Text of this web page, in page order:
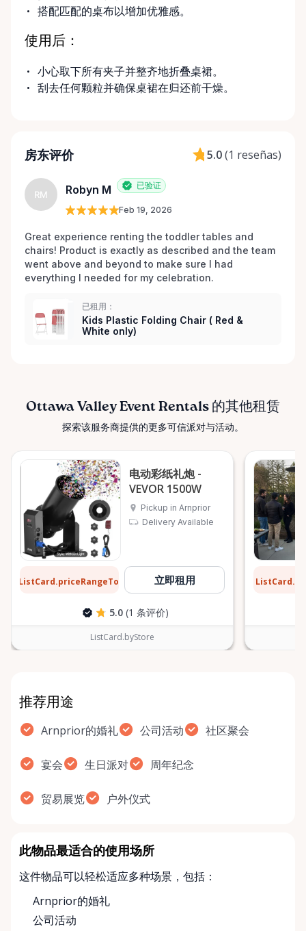
搭配匹配的桌布以增加优雅感。
使用后：
小心取下所有夹子并整齐地折叠桌裙。
刮去任何颗粒并确保桌裙在归还前干燥。
房东评价 5.0(1 reseñas)
RM Robyn M 已验证
Feb 19, 2026
Great experience renting the toddler tables and
chairs! Product is exactly as described and the team
went above and beyond to make sure I had
everything I needed for my celebration.
已租用：
Kids Plastic Folding Chair ( Red &
White only)
Ottawa Valley Event Rentals 的其他租赁
探索该服务商提供的更多可信派对与活动。
电动彩纸礼炮 -
VEVOR 1500W
Pickup in Arnprior
Delivery Available
ListCard.priceRangeTo 立即租用
5.0 (1 条评价)
ListCard.byStore
推荐用途
Arnprior的婚礼 公司活动 社区聚会
宴会 生日派对 周年纪念
贸易展览 户外仪式
此物品最适合的使用场所
这件物品可以轻松适应多种场景，包括：
Arnprior的婚礼
公司活动